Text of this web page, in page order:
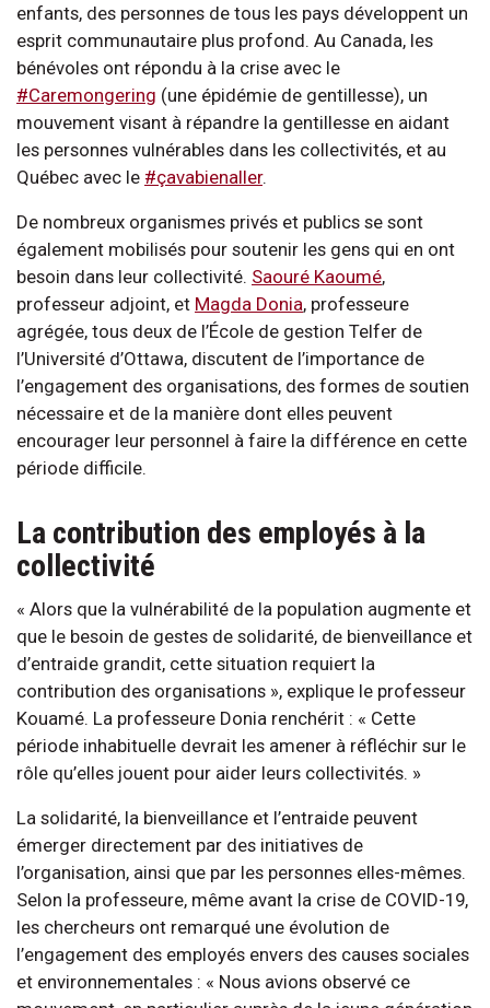
enfants, des personnes de tous les pays développent un
esprit communautaire plus profond. Au Canada, les
bénévoles ont répondu à la crise avec le
#Caremongering (une épidémie de gentillesse), un
mouvement visant à répandre la gentillesse en aidant
les personnes vulnérables dans les collectivités, et au
Québec avec le #çavabienaller.
De nombreux organismes privés et publics se sont
également mobilisés pour soutenir les gens qui en ont
besoin dans leur collectivité. Saouré Kaoumé,
professeur adjoint, et Magda Donia, professeure
agrégée, tous deux de l’École de gestion Telfer de
l’Université d’Ottawa, discutent de l’importance de
l’engagement des organisations, des formes de soutien
nécessaire et de la manière dont elles peuvent
encourager leur personnel à faire la différence en cette
période difficile.
La contribution des employés à la
collectivité
« Alors que la vulnérabilité de la population augmente et
que le besoin de gestes de solidarité, de bienveillance et
d’entraide grandit, cette situation requiert la
contribution des organisations », explique le professeur
Kouamé. La professeure Donia renchérit : « Cette
période inhabituelle devrait les amener à réfléchir sur le
rôle qu’elles jouent pour aider leurs collectivités. »
La solidarité, la bienveillance et l’entraide peuvent
émerger directement par des initiatives de
l’organisation, ainsi que par les personnes elles-mêmes.
Selon la professeure, même avant la crise de COVID-19,
les chercheurs ont remarqué une évolution de
l’engagement des employés envers des causes sociales
et environnementales : « Nous avions observé ce